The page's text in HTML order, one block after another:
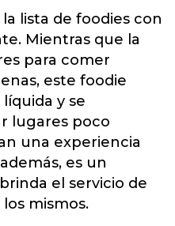
lista de foodies con
Mientras que la
para comer
este foodie
y se
lugares poco
una experiencia
es un
el servicio de
mismos.